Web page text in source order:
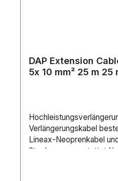
DAP Extension
5x 10 mm² 25 m 25
Verlängerungskabel
Lineax-Neoprenkabel
Steckern